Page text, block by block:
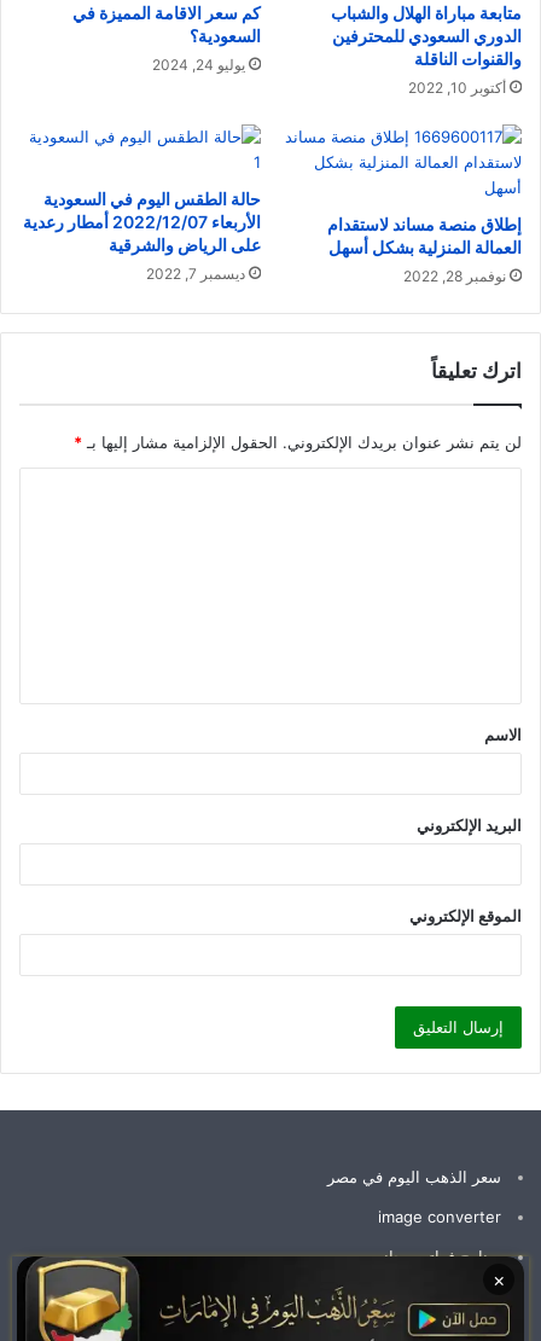
×
متابعة مباراة الهلال والشباب
الدوري السعودي للمحترفين
والقنوات الناقلة
أكتوبر 10, 2022
كم سعر الاقامة المميزة في
السعودية؟
يوليو 24, 2024
إطلاق منصة مساند لاستقدام
العمالة المنزلية بشكل أسهل
نوفمبر 28, 2022
حالة الطقس اليوم في السعودية
الأربعاء 2022/12/07 أمطار رعدية
على الرياض والشرقية
ديسمبر 7, 2022
اترك تعليقاً
لن يتم نشر عنوان بريدك الإلكتروني. الحقول الإلزامية مشار إليها بـ *
ق
*
الاسم
البريد الإلكتروني
الموقع الإلكتروني
سعر الذهب اليوم في مصر
image converter
برنامج فواتير مجاني
سعر جرام الذهب عيار 21 سعر الذهب اليوم
وظائف الإمارات اليوم